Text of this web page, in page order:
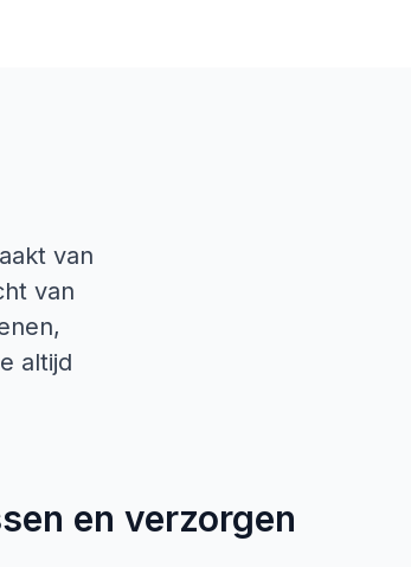
van
van
altijd
en verzorgen